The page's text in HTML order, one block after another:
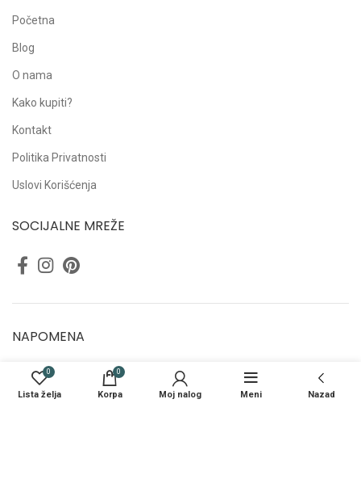
Početna
Blog
O nama
Kako kupiti?
Kontakt
Politika Privatnosti
Uslovi Korišćenja
SOCIJALNE MREŽE
NAPOMENA
Cijene proizvoda su izražene sa PDV-om.
Opisi i fotografije mogu odstupati od originala, zadržavamo pravo
greške.
0
Lista želja
0
Korpa Moj nalog Meni Nazad